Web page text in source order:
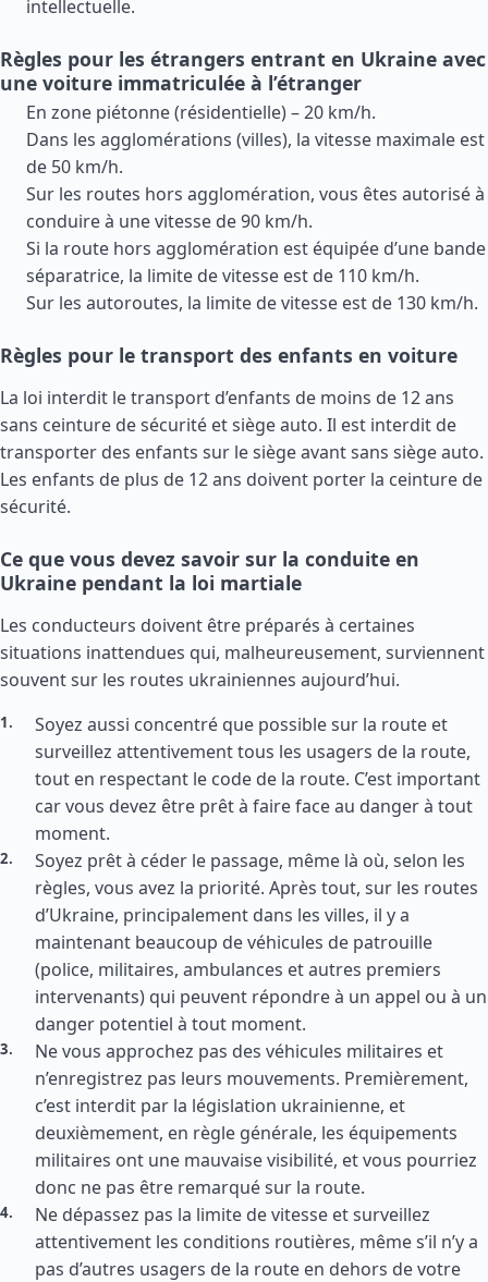
intellectuelle.
Règles pour les étrangers entrant en Ukraine avec
une voiture immatriculée à l’étranger
En zone piétonne (résidentielle) – 20 km/h.
Dans les agglomérations (villes), la vitesse maximale est
de 50 km/h.
Sur les routes hors agglomération, vous êtes autorisé à
conduire à une vitesse de 90 km/h.
Si la route hors agglomération est équipée d’une bande
séparatrice, la limite de vitesse est de 110 km/h.
Sur les autoroutes, la limite de vitesse est de 130 km/h.
Règles pour le transport des enfants en voiture
La loi interdit le transport d’enfants de moins de 12 ans
sans ceinture de sécurité et siège auto. Il est interdit de
transporter des enfants sur le siège avant sans siège auto.
Les enfants de plus de 12 ans doivent porter la ceinture de
sécurité.
Ce que vous devez savoir sur la conduite en
Ukraine pendant la loi martiale
Les conducteurs doivent être préparés à certaines
situations inattendues qui, malheureusement, surviennent
souvent sur les routes ukrainiennes aujourd’hui.
Soyez aussi concentré que possible sur la route et
surveillez attentivement tous les usagers de la route,
tout en respectant le code de la route. C’est important
car vous devez être prêt à faire face au danger à tout
moment.
Soyez prêt à céder le passage, même là où, selon les
règles, vous avez la priorité. Après tout, sur les routes
d’Ukraine, principalement dans les villes, il y a
maintenant beaucoup de véhicules de patrouille
(police, militaires, ambulances et autres premiers
intervenants) qui peuvent répondre à un appel ou à un
danger potentiel à tout moment.
Ne vous approchez pas des véhicules militaires et
n’enregistrez pas leurs mouvements. Premièrement,
c’est interdit par la législation ukrainienne, et
deuxièmement, en règle générale, les équipements
militaires ont une mauvaise visibilité, et vous pourriez
donc ne pas être remarqué sur la route.
Ne dépassez pas la limite de vitesse et surveillez
attentivement les conditions routières, même s’il n’y a
pas d’autres usagers de la route en dehors de votre